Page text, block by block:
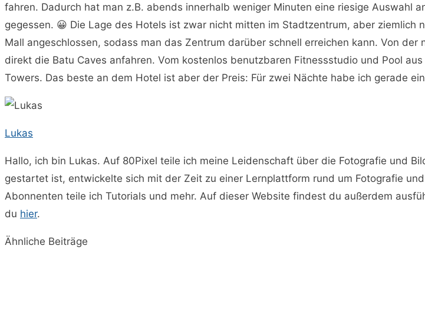
fahren. Dadurch hat man z.B. abends innerhalb weniger Minuten eine riesige Auswahl
gegessen. 😀 Die Lage des Hotels ist zwar nicht mitten im Stadtzentrum, aber
Mall angeschlossen, sodass man das Zentrum darüber schnell erreichen kann. Von
direkt die Batu Caves anfahren. Vom kostenlos benutzbaren Fitnessstudio und Pool
Towers. Das beste an dem Hotel ist aber der Preis: Für zwei Nächte habe ich gerade
Lukas
Hallo, ich bin Lukas. Auf 80Pixel teile ich meine Leidenschaft über die Fotografie und
gestartet ist, entwickelte sich mit der Zeit zu einer Lernplattform rund um Fotografie
Abonnenten teile ich Tutorials und mehr. Auf dieser Website findest du außerdem
du hier.
Ähnliche Beiträge